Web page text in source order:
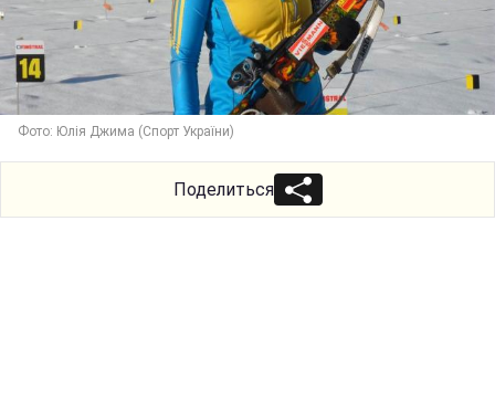
Фото: Юлія Джима (Спорт України)
Поделиться